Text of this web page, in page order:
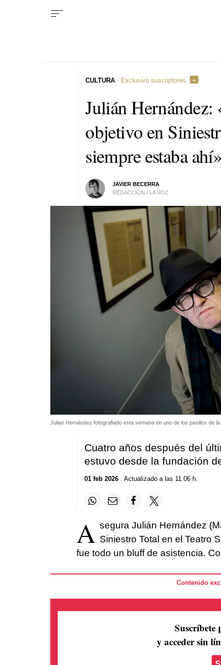
Julián Hernández:
objetivo en
siempre estaba ahí»
JAVIER BECERRA
REDACCIÓN / LA VOZ
CULTURA · Exclusivo suscriptores
Julian Hernández fotografiado esta semana en uno de los pasillos de la
Cuatro años después del
estuvo desde la fundación
01 feb 2026. Actualizado a las 11:06 h.
A segura Julián Hernández
Siniestro Total en el Teatro
fue todo un bluff de asistencia.
Contenido
Suscríbete
y acceder sin